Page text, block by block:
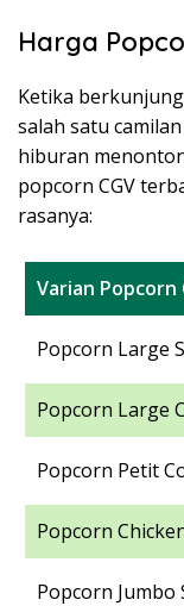
Harga
Ketika
salah satu
hiburan
popcorn CGV
rasanya:
Varian Popcorn
Popcorn Large
Popcorn Large
Popcorn Petit
Popcorn
Popcorn Jumbo